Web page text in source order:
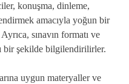
konuşma, dinleme,
amacıyla yoğun bir
sınavın formatı ve
bir şekilde bilgilendirilirler.
uygun materyaller ve